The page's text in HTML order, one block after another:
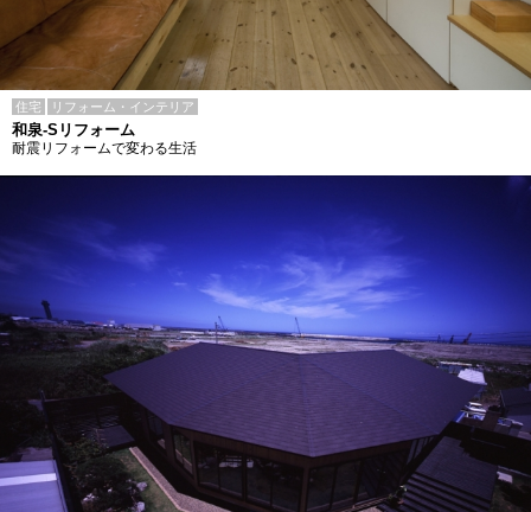
住宅 リフォーム・インテリア
和泉-Sリフォーム
耐震リフォームで変わる生活